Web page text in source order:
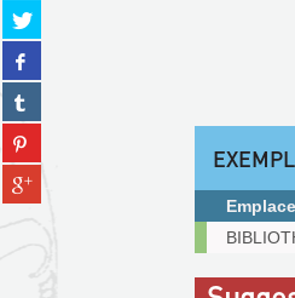
Partager
sur
twitter
(Nouvelle
fenêtre)
Partager
sur
facebook
(Nouvelle
fenêtre)
Partager
sur
tumblr
(Nouvelle
fenêtre)
Partager
sur
pinterest
(Nouvelle
Partager
sur
Exemplaires
sur